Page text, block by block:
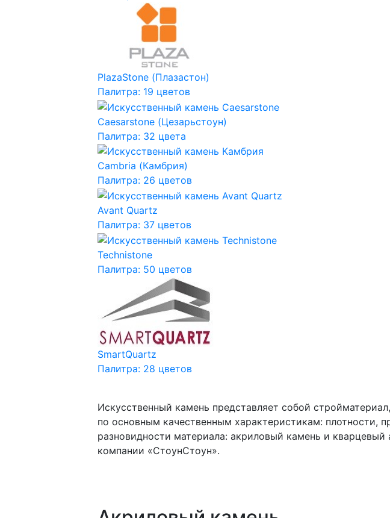
PlazaStone (Плазастон)
Палитра: 19 цветов
Caesarstone (Цезарьстоун)
Палитра: 32 цвета
Cambria (Камбрия)
Палитра: 26 цветов
Avant Quartz
Палитра: 37 цветов
Technistone
Палитра: 50 цветов
SmartQuartz
Палитра: 28 цветов
Искусственный камень представляет собой
по основным качественным характеристикам: плотности,
разновидности материала: акриловый камень и
компании «СтоунСтоун».